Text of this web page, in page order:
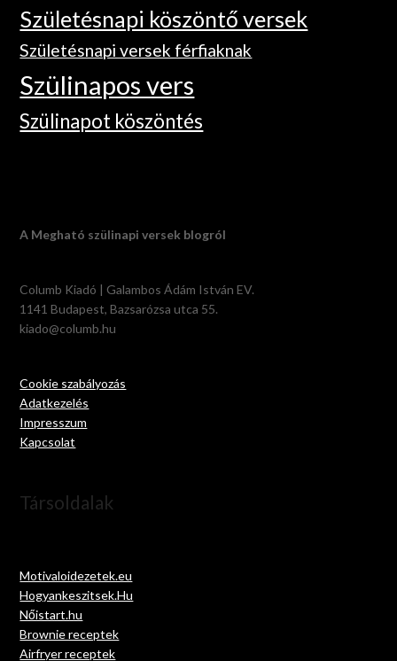
Születésnapi köszöntő versek
Születésnapi versek férfiaknak
Szülinapos vers
Szülinapot köszöntés
A Megható szülinapi versek blogról
Columb Kiadó | Galambos Ádám István EV.
1141 Budapest, Bazsarózsa utca 55.
kiado@columb.hu
Cookie szabályozás
Adatkezelés
Impresszum
Kapcsolat
Társoldalak
Motivaloidezetek.eu
Hogyankeszitsek.Hu
Nőistart.hu
Brownie receptek
Airfryer receptek